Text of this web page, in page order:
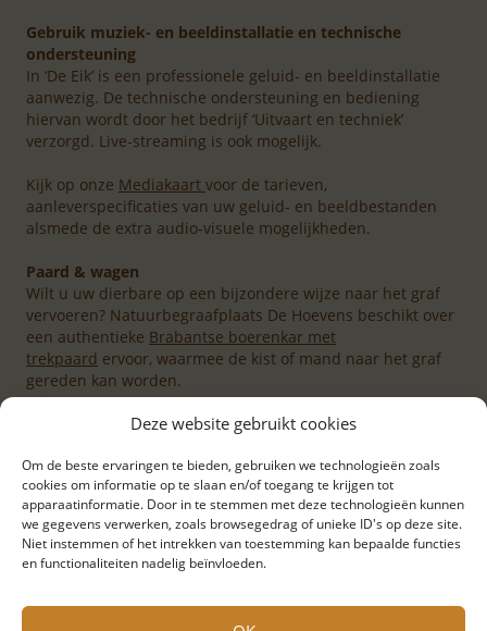
Deze website gebruikt cookies
Om de beste ervaringen te bieden, gebruiken we technologieën zoals
cookies om informatie op te slaan en/of toegang te krijgen tot
apparaatinformatie. Door in te stemmen met deze technologieën kunnen
we gegevens verwerken, zoals browsegedrag of unieke ID's op deze site.
Niet instemmen of het intrekken van toestemming kan bepaalde functies
en functionaliteiten nadelig beïnvloeden.
Gebruik muziek- en beeldinstallatie en technische
ondersteuning
In ‘De Eik’ is een professionele geluid- en beeldinstallatie
aanwezig. De technische ondersteuning en bediening
hiervan wordt door het bedrijf ‘Uitvaart en techniek’
verzorgd. Live-streaming is ook mogelijk.
Kijk op onze Mediakaart voor de tarieven,
aanleverspecificaties van uw geluid- en beeldbestanden
alsmede de extra audio-visuele mogelijkheden.
Paard & wagen
Wilt u uw dierbare op een bijzondere wijze naar het graf
vervoeren? Natuurbegraafplaats De Hoevens beschikt over
een authentieke Brabantse boerenkar met
trekpaard ervoor, waarmee de kist of mand naar het graf
gereden kan worden.
Prijs: € 500,-